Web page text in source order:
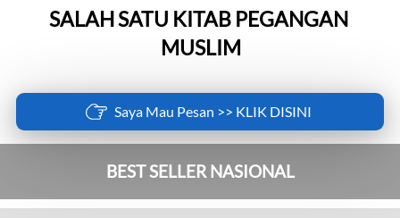
SALAH SATU KITAB PEGANGAN
MUSLIM
` Saya Mau Pesan >> KLIK DISINI
BEST SELLER NASIONAL​